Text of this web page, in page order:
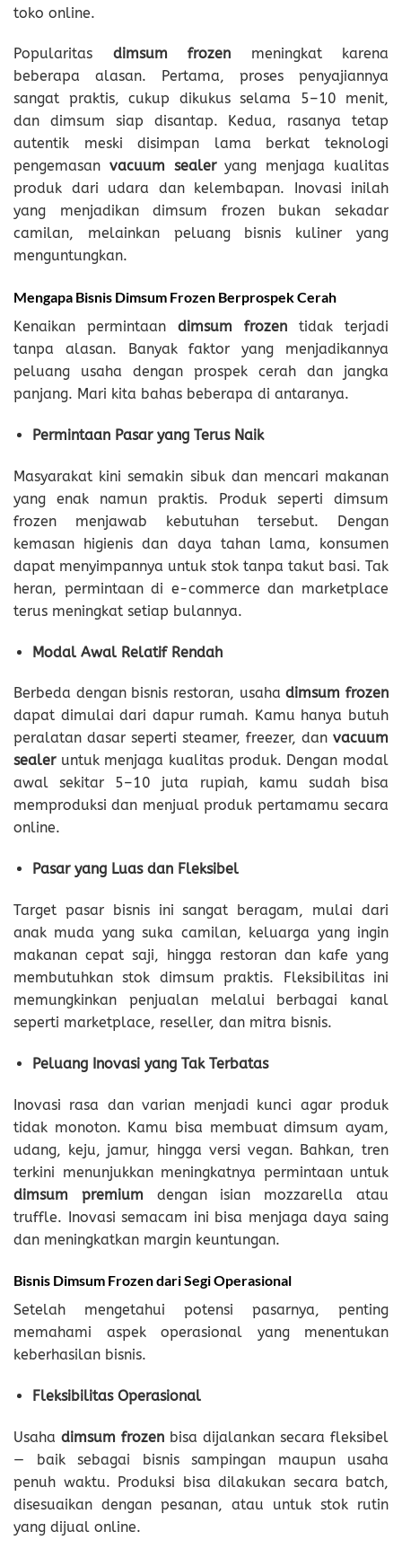
toko online.
Popularitas dimsum frozen meningkat karena
beberapa alasan. Pertama, proses penyajiannya
sangat praktis, cukup dikukus selama 5–10 menit,
dan dimsum siap disantap. Kedua, rasanya tetap
autentik meski disimpan lama berkat teknologi
pengemasan vacuum sealeryang menjaga kualitas
produk dari udara dan kelembapan. Inovasi inilah
yang menjadikan dimsum frozen bukan sekadar
camilan, melainkan peluang bisnis kuliner yang
menguntungkan.
Mengapa Bisnis Dimsum Frozen Berprospek Cerah
Kenaikan permintaan dimsum frozen tidak terjadi
tanpa alasan. Banyak faktor yang menjadikannya
peluang usaha dengan prospek cerah dan jangka
panjang. Mari kita bahas beberapa di antaranya.
Permintaan Pasar yang Terus Naik
Masyarakat kini semakin sibuk dan mencari makanan
yang enak namun praktis. Produk seperti dimsum
frozen menjawab kebutuhan tersebut. Dengan
kemasan higienis dan daya tahan lama, konsumen
dapat menyimpannya untuk stok tanpa takut basi. Tak
heran, permintaan di e-commerce dan marketplace
terus meningkat setiap bulannya.
Modal Awal Relatif Rendah
Berbeda dengan bisnis restoran, usahadimsum frozen
dapat dimulai dari dapur rumah. Kamu hanya butuh
peralatan dasar seperti steamer, freezer, dan vacuum
sealeruntuk menjaga kualitas produk. Dengan modal
awal sekitar 5–10 juta rupiah, kamu sudah bisa
memproduksi dan menjual produk pertamamu secara
online.
Pasar yang Luas dan Fleksibel
Target pasar bisnis ini sangat beragam, mulai dari
anak muda yang suka camilan, keluarga yang ingin
makanan cepat saji, hingga restoran dan kafe yang
membutuhkan stok dimsum praktis. Fleksibilitas ini
memungkinkan penjualan melalui berbagai kanal
seperti marketplace, reseller, dan mitra bisnis.
Peluang Inovasi yang Tak Terbatas
Inovasi rasa dan varian menjadi kunci agar produk
tidak monoton. Kamu bisa membuat dimsum ayam,
udang, keju, jamur, hingga versi vegan. Bahkan, tren
terkini menunjukkan meningkatnya permintaan untuk
dimsum premium dengan isian mozzarella atau
truffle. Inovasi semacam ini bisa menjaga daya saing
dan meningkatkan margin keuntungan.
Bisnis Dimsum Frozen dari Segi Operasional
Setelah mengetahui potensi pasarnya, penting
memahami aspek operasional yang menentukan
keberhasilan bisnis.
Fleksibilitas Operasional
Usaha dimsum frozen bisa dijalankan secara fleksibel
— baik sebagai bisnis sampingan maupun usaha
penuh waktu. Produksi bisa dilakukan secara batch,
disesuaikan dengan pesanan, atau untuk stok rutin
yang dijual online.